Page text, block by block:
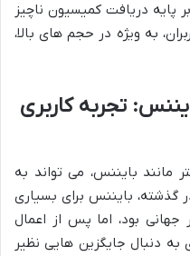
دریافت کمیسیون ناچیز
به ویژه در حجم های بالا،
تجربه کاربری
مانند بایننس، می تواند به
گذشته، بایننس برای بسیاری
جهانی بود، اما پس از اعمال
دنبال جایگزین هایی نظیر